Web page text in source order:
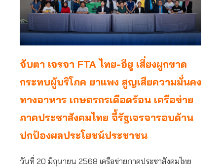
จับตา เจรจา FTA ไทย-อียู เสี่ยงผูกขาด
กระทบผู้บริโภค ยาแพง สูญเสียความมั่นคง
ทางอาหาร เกษตรกรเดือดร้อน เครือข่าย
ภาคประชาสังคมไทย จี้รัฐเจรจารอบด้าน
ปกป้องผลประโยชน์ประชาชน
วันที่ 20 มิถุนายน 2568 เครือข่ายภาคประชาสังคมไทย